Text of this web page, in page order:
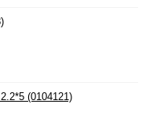
(0104121)